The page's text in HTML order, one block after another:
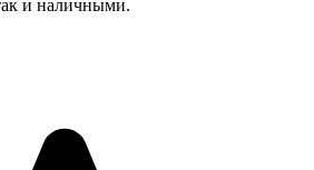
и наличными.